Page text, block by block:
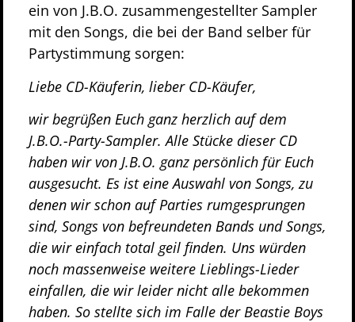
ein von J.B.O. zusammengestellter Sampler
mit den Songs, die bei der Band selber für
Partystimmung sorgen:
Liebe CD-Käuferin, lieber CD-Käufer,
wir begrüßen Euch ganz herzlich auf dem
J.B.O.-Party-Sampler. Alle Stücke dieser CD
haben wir von J.B.O. ganz persönlich für Euch
ausgesucht. Es ist eine Auswahl von Songs, zu
denen wir schon auf Parties rumgesprungen
sind, Songs von befreundeten Bands und Songs,
die wir einfach total geil finden. Uns würden
noch massenweise weitere Lieblings-Lieder
einfallen, die wir leider nicht alle bekommen
haben. So stellte sich im Falle der Beastie Boys